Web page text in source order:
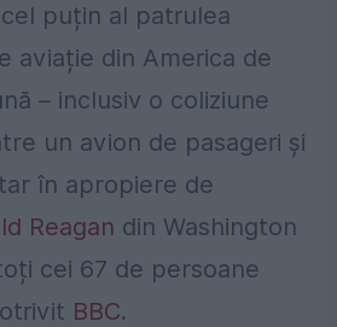
puțin al patrulea
aviație din America de
– inclusiv o coliziune
un avion de pasageri și
în apropiere de
Reagan din Washington
cei 67 de persoane
BBC.